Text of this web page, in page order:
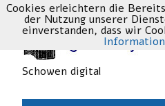
Schowen digital
Cookies erleichtern die
der Nutzung unserer
einverstanden, dass wir